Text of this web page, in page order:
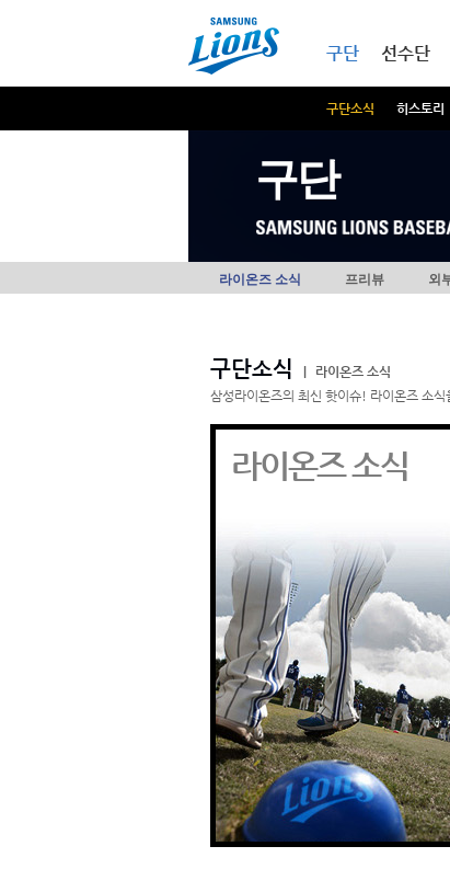
구단
구단소식 히스토리
선수단
구단
라이온즈 소식 프리뷰 외
구단소식
라이온즈 소식
삼성라이온즈의 최신 핫이슈! 라이온즈 소식
라이온즈 소식